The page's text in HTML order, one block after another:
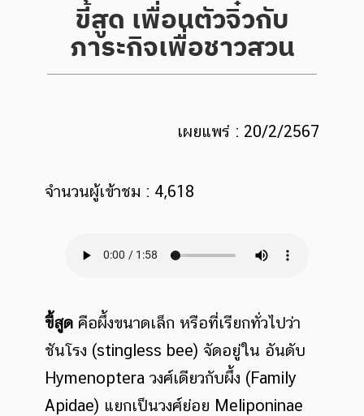
ขี้สูด เพื่อนตัวจิ๋วกับ
ภาระกิจเพื่อชาวสวน
เผยแพร่ : 20/2/2567
จำนวนผู้เข้าชม : 4,618
ขี้สูดคือผึ้งขนาดเล็ก หรือที่เรียกทั่วไปว่า
ชันโรง (stingless bee) จัดอยู่ใน อันดับ
Hymenoptera วงศ์เดียวกับผึ้ง (Family
Apidae) แยกเป็นวงศ์ย่อย Meliponinae